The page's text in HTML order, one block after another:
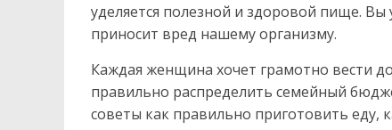
уделяется полезной и здоровой пище. Вы
приносит вред нашему организму.
Каждая женщина хочет грамотно вести
правильно распределить семейный
советы как правильно приготовить еду,